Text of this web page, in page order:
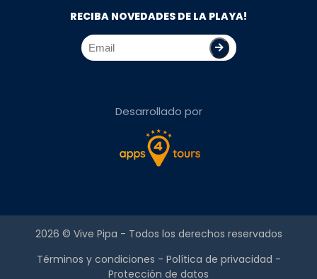
RECIBA NOVEDADES DE LA PLAYA!
Desarrollado por
2026 © Vive Pipa - Todos los derechos reservados
Términos y condiciones - Política de privacidad -
Protección de datos